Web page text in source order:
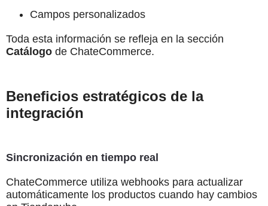
Campos personalizados
Toda esta información se refleja en la sección
Catálogo de ChateCommerce.
Beneficios estratégicos de la
integración
Sincronización en tiempo real
ChateCommerce utiliza webhooks para actualizar
automáticamente los productos cuando hay cambios